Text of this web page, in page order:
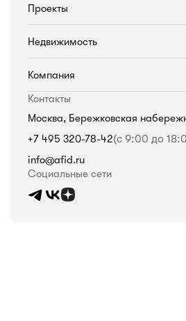
Проекты
Недвижимость
Компания
Контакты
Москва, Бережковская
+7 495 320-78-42(с 9:00 до
info@afid.ru
Социальные сети